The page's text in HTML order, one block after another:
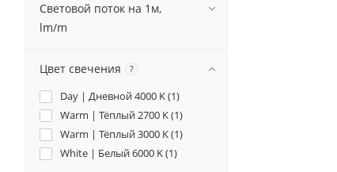
Световой поток на 1м,
lm/m
Цвет свечения ?
Day | Дневной 4000 K (1)
Warm | Тёплый 2700 K (1)
Warm | Тёплый 3000 K (1)
White | Белый 6000 K (1)